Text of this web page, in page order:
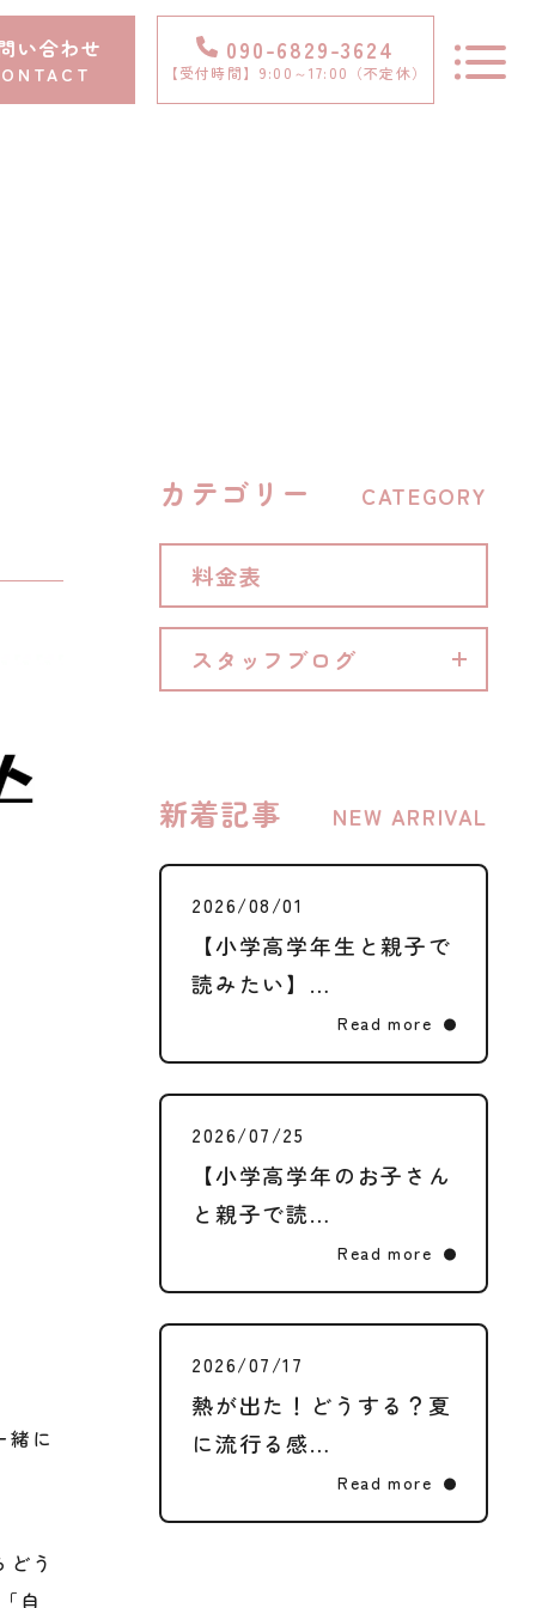
い合わせ 090-6829-3624
【受付時間】9:00～17:00（不定休）
スタッフブログ
キャンペーン
お知らせ
コンテンツ
アクセス
に
う
自
CATEGORY
カテゴリー
料金表
スタッフブログ
NEW ARRIVAL
新着記事
2026/08/01
【小学高学年生と親子で
読みたい】…
Read more
2026/07/25
【小学高学年のお子さん
と親子で読…
Read more
2026/07/17
熱が出た！どうする？夏
に流行る感…
Read more